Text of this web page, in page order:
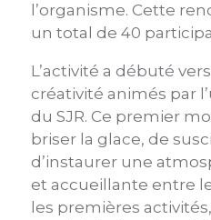
l’organisme. Cette
un total de 40
L’activité a débuté
créativité animés par
du SJR. Ce premier
briser la glace, de
d’instaurer une
et accueillante entre
les premières